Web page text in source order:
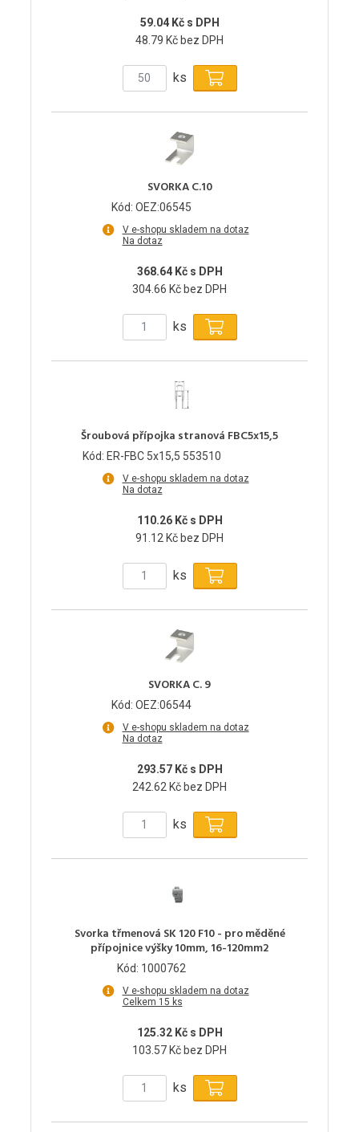
59.04 Kč s DPH
48.79 Kč bez DPH
ks
SVORKA C.10
Kód: OEZ:06545
V e-shopu skladem na dotaz
Na dotaz
368.64 Kč s DPH
304.66 Kč bez DPH
ks
Šroubová přípojka stranová FBC5x15,5
Kód: ER-FBC 5x15,5 553510
V e-shopu skladem na dotaz
Na dotaz
110.26 Kč s DPH
91.12 Kč bez DPH
ks
SVORKA C. 9
Kód: OEZ:06544
V e-shopu skladem na dotaz
Na dotaz
293.57 Kč s DPH
242.62 Kč bez DPH
ks
Svorka třmenová SK 120 F10 - pro měděné
přípojnice výšky 10mm, 16-120mm2
Kód: 1000762
V e-shopu skladem na dotaz
Celkem 15 ks
125.32 Kč s DPH
103.57 Kč bez DPH
ks